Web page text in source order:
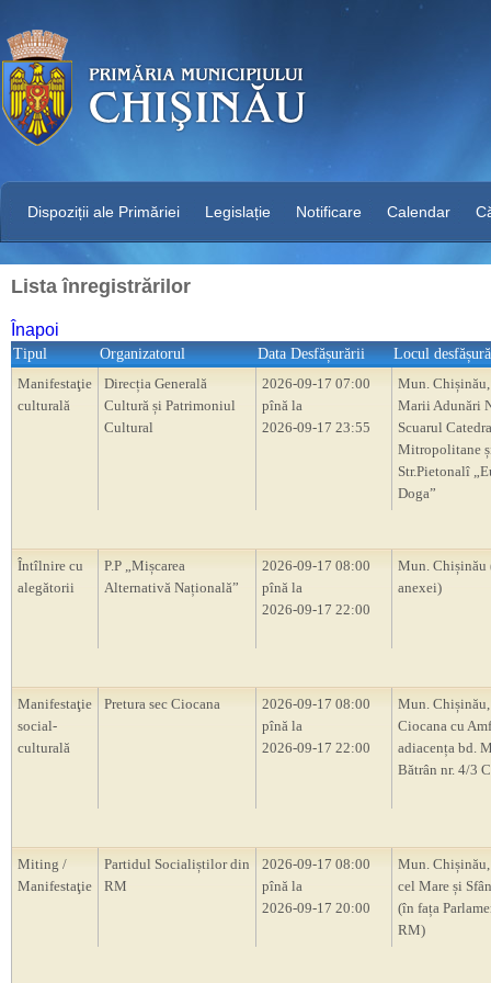
Dispoziții ale Primăriei Legislație Notificare Calendar
Lista înregistrărilor
Înapoi
Tipul Organizatorul Data Desfășurării
Locul
Manifestaţie
culturală
Direcția Generală
Cultură și Patrimoniul
Cultural
2026-09-17 07:00
pînă la
2026-09-17 23:55
Mun.
Marii Adunări
Scuarul
Mitropolitane
Str.Pietonalî
Doga”
Întîlnire cu
alegătorii
P.P „Mișcarea
Alternativă Națională”
2026-09-17 08:00
pînă la
2026-09-17 22:00
Mun. Chișinău
anexei)
Manifestaţie
social-
culturală
Pretura sec Ciocana
2026-09-17 08:00
pînă la
2026-09-17 22:00
Mun.
Ciocana cu
adiacența bd.
Bătrân nr. 4/3
Miting /
Manifestaţie
Partidul Socialiștilor din
RM
2026-09-17 08:00
pînă la
2026-09-17 20:00
Mun.
cel Mare și
(în fața
RM)